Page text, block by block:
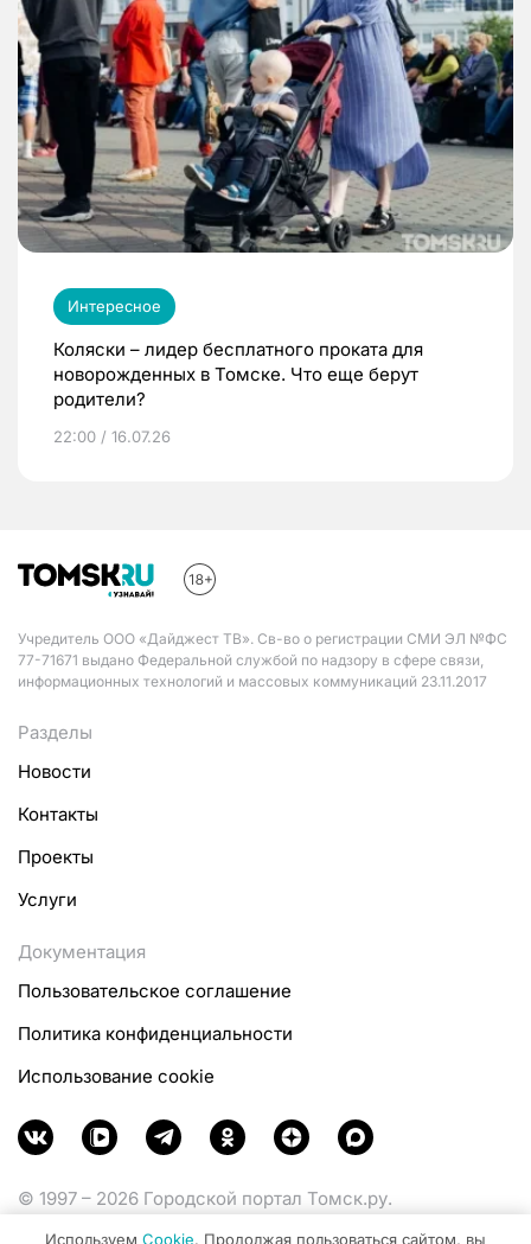
Интересное
Коляски – лидер бесплатного проката для
новорожденных в Томске. Что еще берут
родители?
22:00 / 16.07.26
Учредитель ООО «Дайджест ТВ». Св-во о регистрации СМИ ЭЛ №ФС
77-71671 выдано Федеральной службой по надзору в сфере связи,
информационных технологий и массовых коммуникаций 23.11.2017
Разделы
Новости
Контакты
Проекты
Услуги
Документация
Пользовательское соглашение
Политика конфиденциальности
Использование cookie
© 1997 – 2026 Городской портал Томск.ру.
Используем Cookie. Продолжая пользоваться сайтом, вы